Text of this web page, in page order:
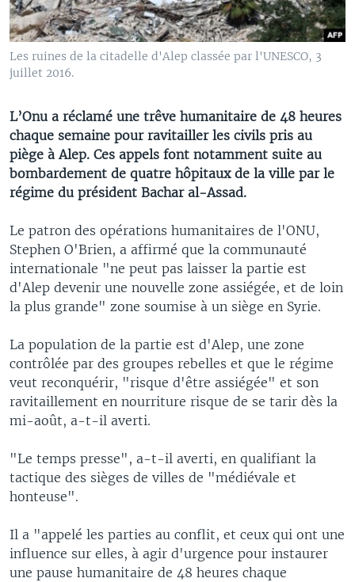
Les ruines de la citadelle d'Alep classée par l'UNESCO, 3
juillet 2016.
L’Onu a réclamé une trêve humanitaire de 48 heures
chaque semaine pour ravitailler les civils pris au
piège à Alep. Ces appels font notamment suite au
bombardement de quatre hôpitaux de la ville par le
régime du président Bachar al-Assad.
Le patron des opérations humanitaires de l'ONU,
Stephen O'Brien, a affirmé que la communauté
internationale "ne peut pas laisser la partie est
d'Alep devenir une nouvelle zone assiégée, et de loin
la plus grande" zone soumise à un siège en Syrie.
La population de la partie est d'Alep, une zone
contrôlée par des groupes rebelles et que le régime
veut reconquérir, "risque d'être assiégée" et son
ravitaillement en nourriture risque de se tarir dès la
mi-août, a-t-il averti.
"Le temps presse", a-t-il averti, en qualifiant la
tactique des sièges de villes de "médiévale et
honteuse".
Il a "appelé les parties au conflit, et ceux qui ont une
influence sur elles, à agir d'urgence pour instaurer
une pause humanitaire de 48 heures chaque